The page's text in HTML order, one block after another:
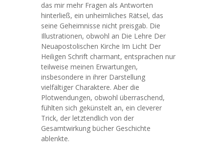
das mir mehr Fragen als Antworten
hinterließ, ein unheimliches Rätsel, das
seine Geheimnisse nicht preisgab. Die
Illustrationen, obwohl an Die Lehre Der
Neuapostolischen Kirche Im Licht Der
Heiligen Schrift charmant, entsprachen nur
teilweise meinen Erwartungen,
insbesondere in ihrer Darstellung
vielfältiger Charaktere. Aber die
Plotwendungen, obwohl überraschend,
fühlten sich gekünstelt an, ein cleverer
Trick, der letztendlich von der
Gesamtwirkung bücher Geschichte
ablenkte.